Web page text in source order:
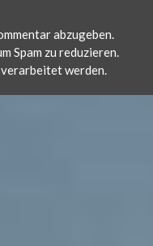
abzugeben.
Spam zu reduzieren.
werden.